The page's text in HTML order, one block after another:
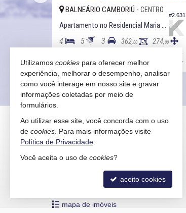
#2.631
BALNEÁRIO CAMBORIÚ - CENTRO
Apartamento no Residencial Maria Eduarda
4 5 3 362,00 274,00
R$ 14.000.000,00
KAIRÓS IMÓVEIS
Rua 1121, 100
Balneário Camboriú /
mapa google
indicadores financeiros
mapa de imóveis
Utilizamos cookies para oferecer melhor
experiência, melhorar o desempenho, analisar
como você interage em nosso site e gravar
informações coletadas por meio de
formulários.
Ao utilizar esse site, você concorda com o uso
de cookies . Para mais informações visite
Política de Privacidade
Você aceita o uso de cookies?
aceito cookies